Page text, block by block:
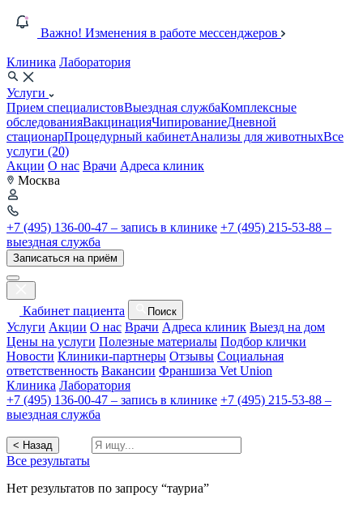
Важно! Изменения в работе мессенджеров
Клиника Лаборатория
Услуги
Прием специалистовВыездная службаКомплексные
обследованияВакцинацияЧипированиеДневной
стационарПроцедурный кабинетАнализы для животныхВсе
услуги (20)
Акции О нас Врачи Адреса клиник
Москва
+7 (495) 136-00-47 – запись в клинике +7 (495) 215-53-88 –
выездная служба
Записаться на приём
Кабинет пациента Поиск
Услуги Акции О нас Врачи Адреса клиник Выезд на дом
Цены на услуги Полезные материалы Подбор клички
Новости Клиники-партнеры Отзывы Социальная
ответственность Вакансии Франшиза Vet Union
Клиника Лаборатория
+7 (495) 136-00-47 – запись в клинике +7 (495) 215-53-88 –
выездная служба
< Назад
Все результаты
Нет результатов по запросу “тауриа”